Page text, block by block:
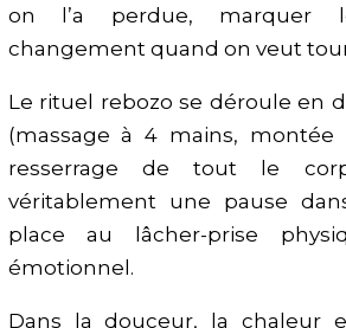
on l’a perdue, marquer
changement quand on veut
Le rituel rebozo se déroule en
(massage à 4 mains, montée
resserrage de tout le
véritablement une pause
place au lâcher-prise
émotionnel.
Dans la douceur, la chaleur